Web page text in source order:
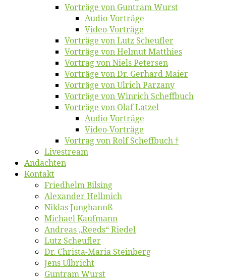
Vor­trä­ge von Gun­tram Wurst
Au­dio-Vor­trä­ge
Vi­deo-Vor­trä­ge
Vor­trä­ge von Lutz Scheufler
Vor­trä­ge von Hel­mut Matthies
Vor­trag von Niels Petersen
Vor­trä­ge von Dr. Ger­hard Maier
Vor­trä­ge von Ul­rich Parzany
Vor­trä­ge von Win­rich Scheffbuch
Vor­trä­ge von Olaf Latzel
Au­dio-Vor­trä­ge
Vi­deo-Vor­trä­ge
Vor­trag von Rolf Scheffbuch †
Live­stream
An­dach­ten
Kon­takt
Fried­helm Bilsing
Alex­an­der Hellmich
Ni­klas Junghannß
Mi­cha­el Kaufmann
An­dre­as „Reeds“ Riedel
Lutz Scheuf­ler
Dr. Chris­­ta-Ma­ria Steinberg
Jens Ulb­richt
Gun­tram Wurst